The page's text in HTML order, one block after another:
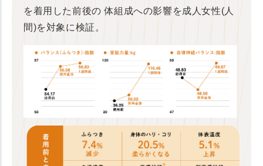
を着用した前後の 体組成への影響を成人女性(人
間)を対象に検証。